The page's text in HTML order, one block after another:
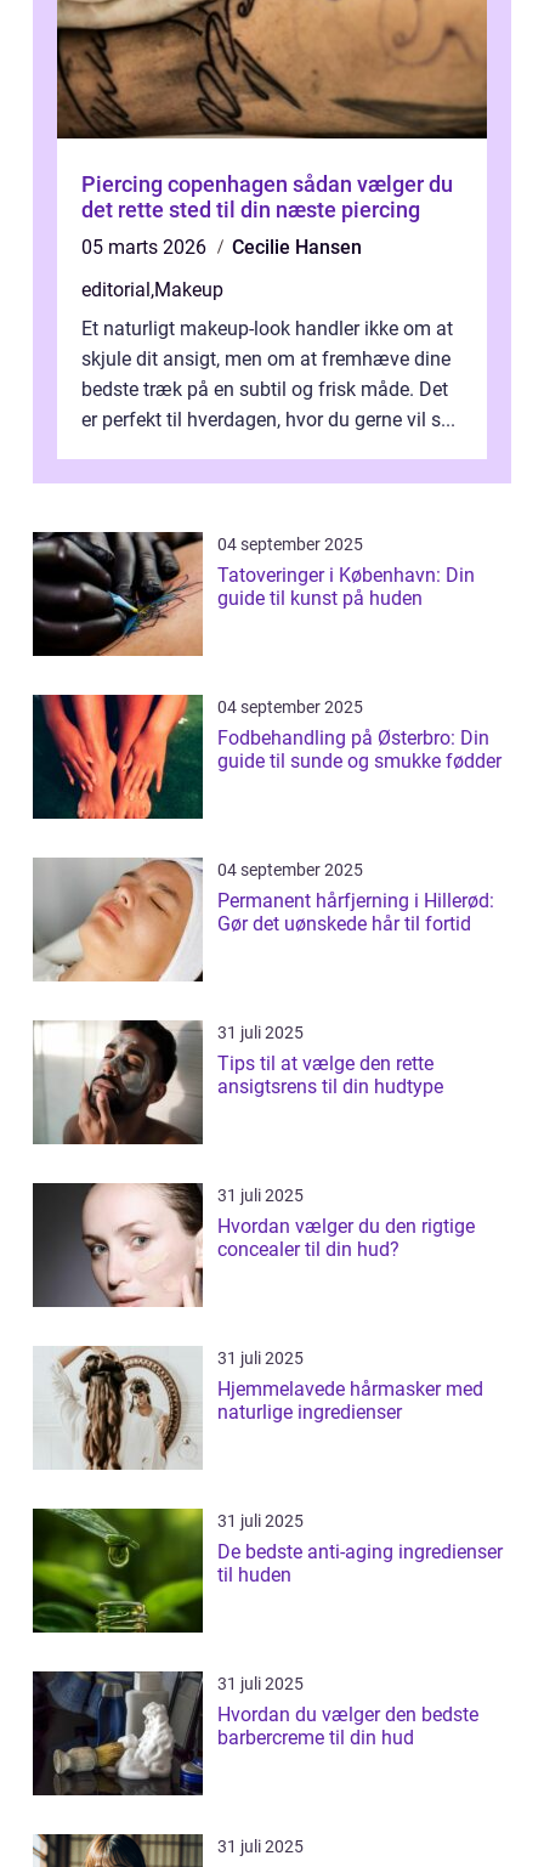
Piercing copenhagen sådan vælger du
det rette sted til din næste piercing
05 marts 2026
Cecilie Hansen
editorial ,Makeup
Et naturligt makeup-look handler ikke om at
skjule dit ansigt, men om at fremhæve dine
bedste træk på en subtil og frisk måde. Det
er perfekt til hverdagen, hvor du gerne vil s...
04 september 2025
Tatoveringer i København: Din
guide til kunst på huden
04 september 2025
Fodbehandling på Østerbro: Din
guide til sunde og smukke fødder
04 september 2025
Permanent hårfjerning i Hillerød:
Gør det uønskede hår til fortid
31 juli 2025
Tips til at vælge den rette
ansigtsrens til din hudtype
31 juli 2025
Hvordan vælger du den rigtige
concealer til din hud?
31 juli 2025
Hjemmelavede hårmasker med
naturlige ingredienser
31 juli 2025
De bedste anti-aging ingredienser
til huden
31 juli 2025
Hvordan du vælger den bedste
barbercreme til din hud
31 juli 2025